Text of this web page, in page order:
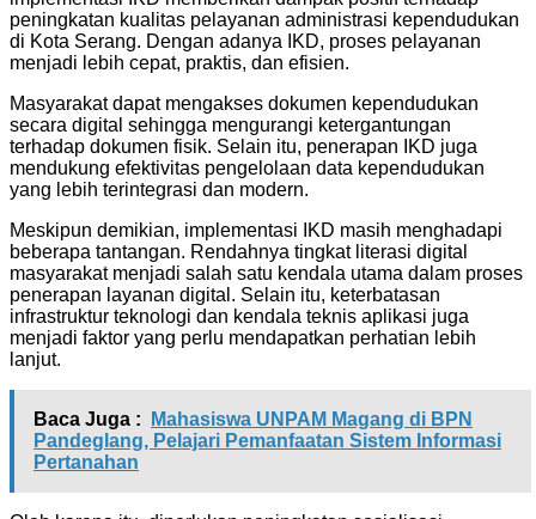
peningkatan kualitas pelayanan administrasi kependudukan
di Kota Serang. Dengan adanya IKD, proses pelayanan
menjadi lebih cepat, praktis, dan efisien.
Masyarakat dapat mengakses dokumen kependudukan
secara digital sehingga mengurangi ketergantungan
terhadap dokumen fisik. Selain itu, penerapan IKD juga
mendukung efektivitas pengelolaan data kependudukan
yang lebih terintegrasi dan modern.
Meskipun demikian, implementasi IKD masih menghadapi
beberapa tantangan. Rendahnya tingkat literasi digital
masyarakat menjadi salah satu kendala utama dalam proses
penerapan layanan digital. Selain itu, keterbatasan
infrastruktur teknologi dan kendala teknis aplikasi juga
menjadi faktor yang perlu mendapatkan perhatian lebih
lanjut.
Baca Juga :
Mahasiswa UNPAM Magang di BPN
Pandeglang, Pelajari Pemanfaatan Sistem Informasi
Pertanahan